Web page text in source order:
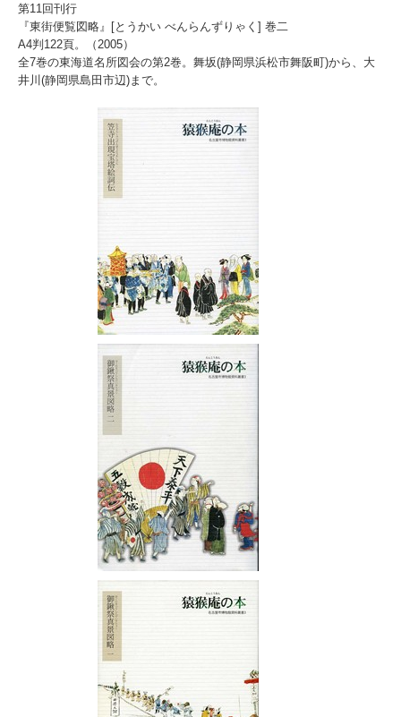
第11回刊行
『東街便覧図略』[とうかい べんらんずりゃく] 巻二
A4判122頁。（2005）
全7巻の東海道名所図会の第2巻。舞坂(静岡県浜松市舞阪町)から、大
井川(静岡県島田市辺)まで。